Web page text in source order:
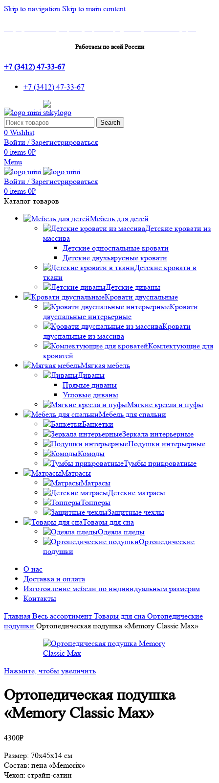
Skip to navigation Skip to main content
Работаем по всей России
+7 (3412) 47-33-67
+7 (3412) 47-33-67
Search
0 Wishlist
Войти / Зарегистрироваться
0 items 0₽
Menu
Войти / Зарегистрироваться
0 items 0₽
Каталог товаров
Мебель для детей
Детские кровати из
массива
Детские односпальные кровати
Детские двухъярусные кровати
Детские кровати в
ткани
Детские диваны
Кровати двуспальные
Кровати
двуспальные интерьерные
Кровати
двуспальные из массива
Комлектующие для
кроватей
Мягкая мебель
Диваны
Прямые диваны
Угловые диваны
Мягкие кресла и пуфы
Мебель для спальни
Банкетки
Зеркала интерьерные
Подушки интерьерные
Комоды
Тумбы прикроватные
Матрасы
Матрасы
Детские матрасы
Топперы
Защитные чехлы
Товары для сна
Одеяла пледы
Ортопедические
подушки
О нас
Доставка и оплата
Изготовление мебели по индивидуальным размерам
Контакты
Главная Весь ассортимент Товары для сна Ортопедические
подушки Ортопедическая подушка «Memory Classic Max»
Нажмите, чтобы увеличить
Ортопедическая подушка
«Memory Classic Max»
4300₽
Размер: 70х45х14 см
Состав: пена «Memorix»
Чехол: страйп-сатин